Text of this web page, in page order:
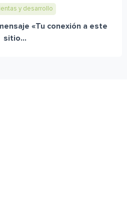
y desarrollo
«Tu conexión a este
sitio...